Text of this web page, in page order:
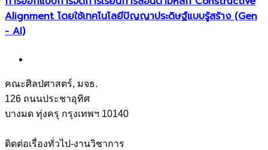
Alignment โดยใช้เทคโนโลยีปัญญาประดิษฐ์แบบรู้สร้าง (Gen
- AI)
คณะศิลปศาสตร์, มจธ.
126 ถนนประชาอุทิศ
บางมด ทุ่งครุ กรุงเทพฯ 10140
ติดต่อเรื่องทั่วไป-งานวิชาการ